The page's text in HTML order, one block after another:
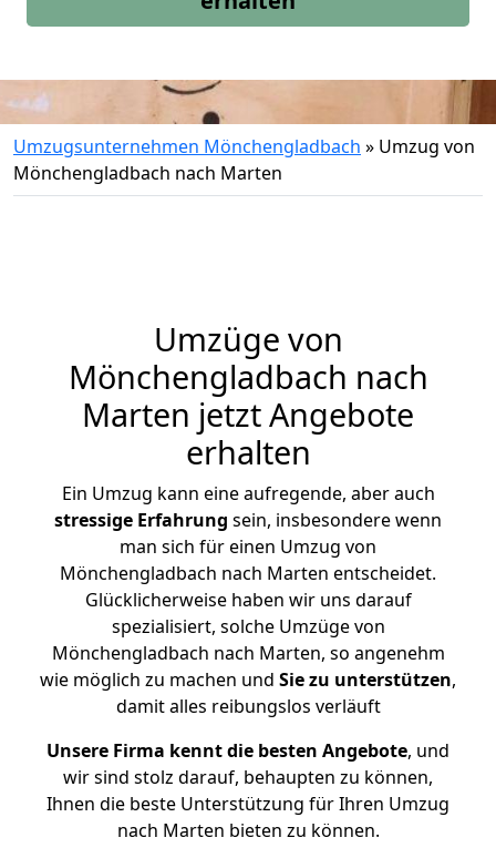
Umzugsunternehmen Mönchengladbach » Umzug von
Mönchengladbach nach Marten
Umzüge von
Mönchengladbach nach
Marten jetzt Angebote
erhalten
Ein Umzug kann eine aufregende, aber auch
stressige Erfahrung sein, insbesondere wenn
man sich für einen Umzug von
Mönchengladbach nach Marten entscheidet.
Glücklicherweise haben wir uns darauf
spezialisiert, solche Umzüge von
Mönchengladbach nach Marten, so angenehm
wie möglich zu machen und Sie zu unterstützen,
damit alles reibungslos verläuft
Unsere Firma kennt die besten Angebote, und
wir sind stolz darauf, behaupten zu können,
Ihnen die beste Unterstützung für Ihren Umzug
nach Marten bieten zu können.